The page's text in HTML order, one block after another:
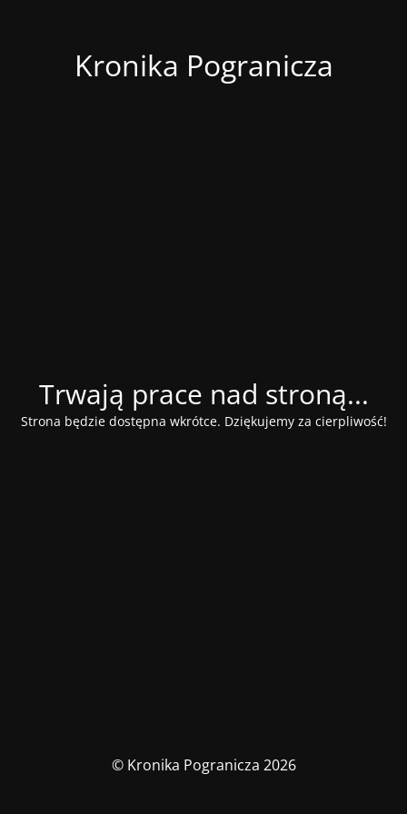
Kronika Pogranicza
Trwają prace nad stroną...
Strona będzie dostępna wkrótce. Dziękujemy za cierpliwość!
© Kronika Pogranicza 2026